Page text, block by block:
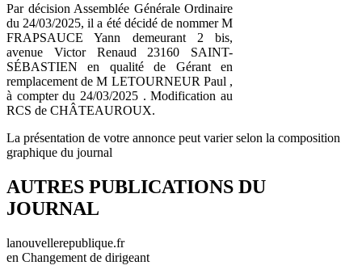
Par décision Assemblée Générale Ordinaire
du 24/03/2025, il a été décidé de nommer M
FRAPSAUCE Yann demeurant 2 bis,
avenue Victor Renaud 23160 SAINT-
SÉBASTIEN en qualité de Gérant en
remplacement de M LETOURNEUR Paul ,
à compter du 24/03/2025 . Modification au
RCS de CHÂTEAUROUX.
La présentation de votre annonce peut varier selon la composition
graphique du journal
AUTRES PUBLICATIONS DU
JOURNAL
lanouvellerepublique.fr
en Changement de dirigeant